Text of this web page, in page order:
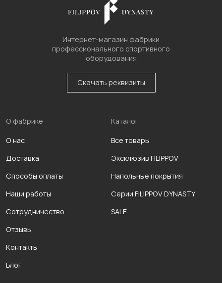
Интернет-магазин фабрики
профессионального спортивного
оборудования
Скачать реквизиты
О фабрике
О нас
Доставка
Способы оплаты
Наши работы
Сотрудничество
Отзывы
Контакты
Блог
Каталог
Все товары
Эксклюзив FILIPPOV
Напольные покрытия
Серии FILIPPOV DYNASTY
SALE